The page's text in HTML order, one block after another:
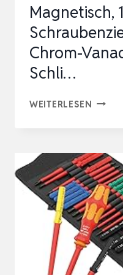
BIS
1000
Magnetisch,
Chrom-
Schli…
WEITERLESEN
10TLG
PROFI
SET
AUS